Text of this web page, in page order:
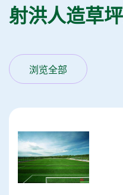
射洪人造草
浏览全部